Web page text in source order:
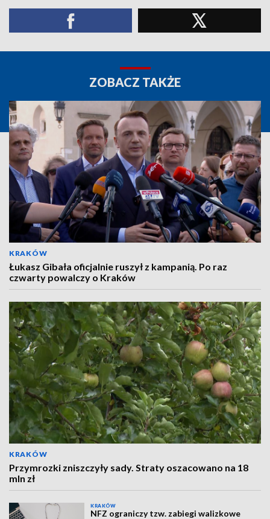
ZOBACZ TAKŻE
KRAKÓW
Łukasz Gibała oficjalnie ruszył z kampanią. Po raz
czwarty powalczy o Kraków
KRAKÓW
Przymrozki zniszczyły sady. Straty oszacowano na 18
mln zł
KRAKÓW
NFZ ograniczy tzw. zabiegi walizkowe